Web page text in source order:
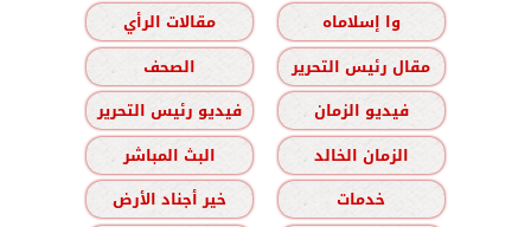
وا إسلاماه
مقالات الرأي
مقال رئيس التحرير
الصحف
فيديو الزمان
فيديو رئيس التحرير
الزمان الخالد
البث المباشر
خدمات
خير أجناد الأرض